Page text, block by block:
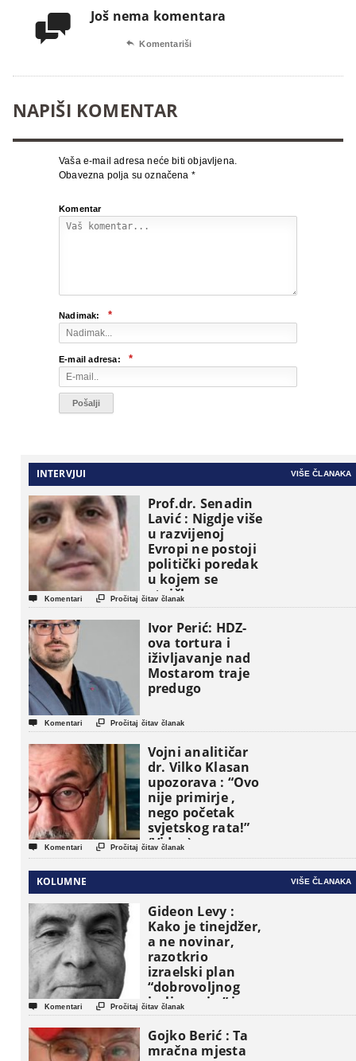
 Još nema komentara
 Komentariši
NAPIŠI KOMENTAR
Vaša e-mail adresa neće biti objavljena.
Obavezna polja su označena *
Komentar
Nadimak: *
E-mail adresa: *
INTERVJUI VIŠE ČLANAKA
Prof.dr. Senadin
Lavić : Nigdje više
u razvijenoj
Evropi ne postoji
politički poredak
u kojem se
etničke grupe
pojavljuju kao
osnovne
političke jedinice
 Komentari  Pročitaj čitav članak
Ivor Perić: HDZ-
ova tortura i
iživljavanje nad
Mostarom traje
predugo
 Komentari  Pročitaj čitav članak
Vojni analitičar
dr. Vilko Klasan
upozorava : “Ovo
nije primirje ,
nego početak
svjetskog rata!”
(Video)
 Komentari  Pročitaj čitav članak
KOLUMNE VIŠE ČLANAKA
Gideon Levy :
Kako je tinejdžer,
a ne novinar,
razotkrio
izraelski plan
“dobrovoljnog
iseljavanja ” iz
Gaze
 Komentari  Pročitaj čitav članak
Gojko Berić : Ta
mračna mjesta